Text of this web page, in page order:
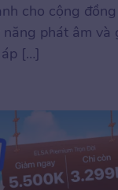
cho cộng
phát âm
[…]